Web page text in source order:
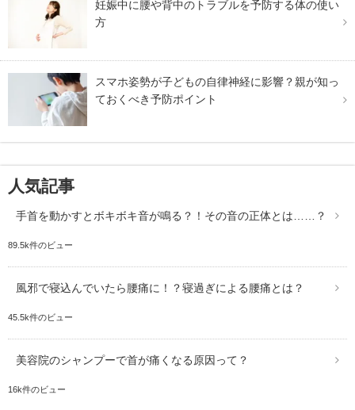
妊娠中に腰や背中のトラブルを予防する体の使い
方
スマホ姿勢が子どもの自律神経に影響？親が知っ
ておくべき予防ポイント
人気記事
手首を動かすとボキボキ音が鳴る？！その音の正体とは……？
89.5k件のビュー
風邪で寝込んでいたら腰痛に！？寝過ぎによる腰痛とは？
45.5k件のビュー
美容院のシャンプーで首が痛くなる原因って？
16k件のビュー